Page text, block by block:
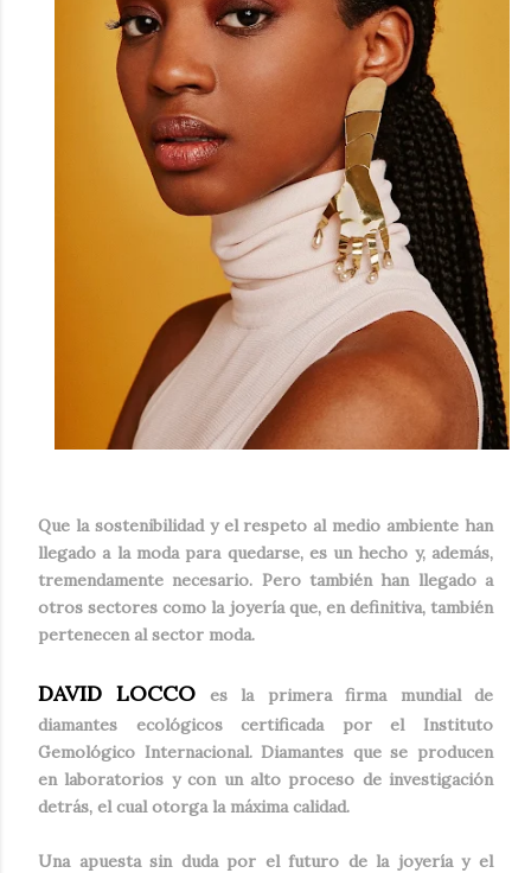
Que la sostenibilidad y el respeto al medio ambiente han
llegado a la moda para quedarse, es un hecho y, además,
tremendamente necesario. Pero también han llegado a
otros sectores como la joyería que, en definitiva, también
pertenecen al sector moda.
DAVID LOCCO
es la primera firma mundial de
diamantes ecológicos certificada por el Instituto
Gemológico Internacional. Diamantes que se producen
en laboratorios y con un alto proceso de investigación
detrás, el cual otorga la máxima calidad.
Una apuesta sin duda por el futuro de la joyería y el